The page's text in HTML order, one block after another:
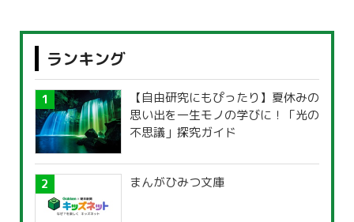
ランキング
【自由研究にもぴったり】夏休みの
思い出を一生モノの学びに！「光の
不思議」探究ガイド
まんがひみつ文庫